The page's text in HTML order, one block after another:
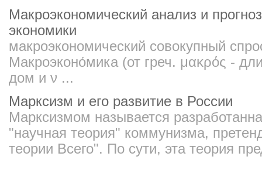
Макроэкономический анализ и
экономики
макроэкономический совокупный
Макроэконо́мика (от греч. μακρός -
дом и ν ...
Марксизм и его развитие в России
Марксизмом называется
"научная теория" коммунизма,
теории Всего". По сути, эта теория